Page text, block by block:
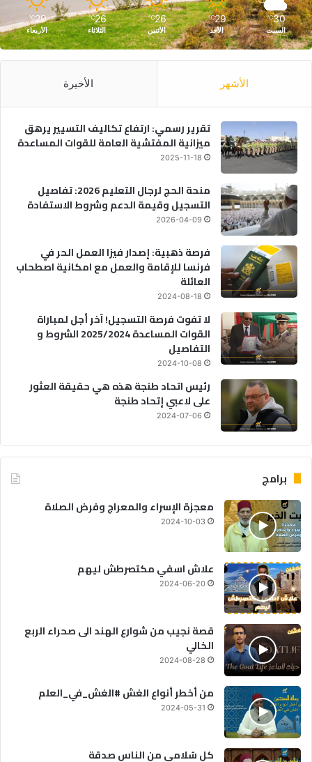
30
℃
السبت
29
℃
الأحد
26
℃
الأثنين
26
℃
الثلاثاء
29
℃
الأربعاء
الأشهر الأخيرة
تقرير رسمي: ارتفاع تكاليف التسيير يرهق
ميزانية المفتشية العامة للقوات المساعدة
2025-11-18
منحة الحج لرجال التعليم 2026: تفاصيل
التسجيل وقيمة الدعم وشروط الاستفادة
2026-04-09
فرصة ذهبية: إصدار فيزا العمل الحر في
فرنسا للإقامة والعمل مع امكانية اصطحاب
العائلة
2024-08-18
لا تفوت فرصة التسجيل! آخر أجل لمباراة
القوات المساعدة 2025/2024 الشروط و
التفاصيل
2024-10-08
رئيس اتحاد طنجة هذه هي حقيقة العثور
على لاعبي إتحاد طنجة
2024-07-06
برامج
معجزة الإسراء والمعراج وفرض الصلاة
2024-10-03
علاش اسفي مكتصرطش ليهم
2024-06-20
قصة نجيب من شوارع الهند الى صحراء الربع
الخالي
2024-08-28
من أخطر أنواع الغش #الغش_في_العلم
2024-05-31
كل سُلامى من الناس صدقة